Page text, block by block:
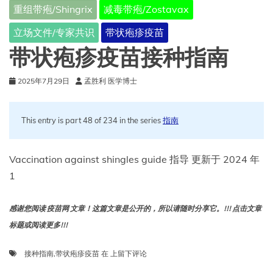
期
医
嘱
重组带疱/Shingrix
减毒带疱/Zostavax
立场文件/专家共识
带状疱疹疫苗
带状疱疹疫苗接种指南
2025年7月29日 孟胜利 医学博士
This entry is part 48 of 234 in the series指南
Vaccination against shingles guide 指导 更新于 2024 年
1
感谢您阅读 疫苗网 文章！这篇文章是公开的，所以请随时分享它。!!! 点击文章
标题或阅读更多!!!
接种指南,带状疱疹疫苗 在 带
上留下评论